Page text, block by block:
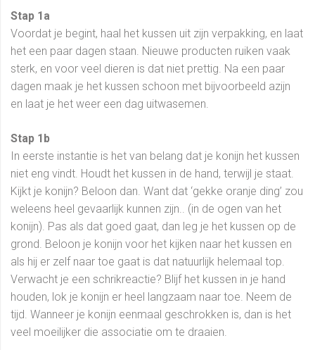
Stap 1a
Voordat je begint, haal het kussen uit zijn verpakking, en laat
het een paar dagen staan. Nieuwe producten ruiken vaak
sterk, en voor veel dieren is dat niet prettig. Na een paar
dagen maak je het kussen schoon met bijvoorbeeld azijn
en laat je het weer een dag uitwasemen.
Stap 1b
In eerste instantie is het van belang dat je konijn het kussen
niet eng vindt. Houdt het kussen in de hand, terwijl je staat.
Kijkt je konijn? Beloon dan. Want dat ‘gekke oranje ding’ zou
weleens heel gevaarlijk kunnen zijn.. (in de ogen van het
konijn). Pas als dat goed gaat, dan leg je het kussen op de
grond. Beloon je konijn voor het kijken naar het kussen en
als hij er zelf naar toe gaat is dat natuurlijk helemaal top.
Verwacht je een schrikreactie? Blijf het kussen in je hand
houden, lok je konijn er heel langzaam naar toe. Neem de
tijd. Wanneer je konijn eenmaal geschrokken is, dan is het
veel moeilijker die associatie om te draaien.